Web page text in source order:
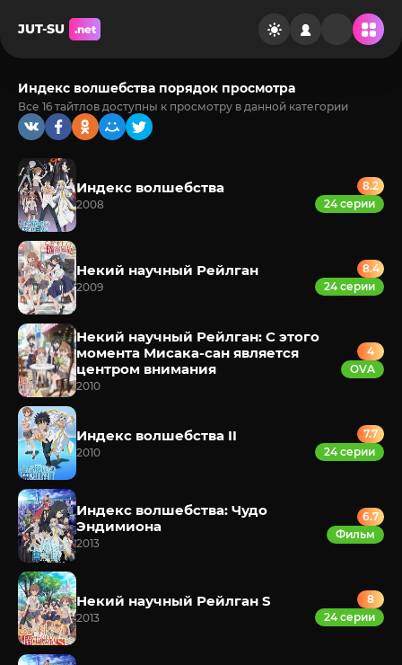
JUT-SU .net
Индекс волшебства порядок просмотра
Все 16 тайтлов доступны к просмотру в данной категории
Индекс волшебства
2008
8.2
24 серии
Некий научный Рейлган
2009
8.4
24 серии
Некий научный Рейлган: С этого
момента Мисака-сан является
центром внимания
2010
4
OVA
Индекс волшебства II
2010
7.7
24 серии
Индекс волшебства: Чудо
Эндимиона
2013
6.7
Фильм
Некий научный Рейлган S
2013
8
24 серии